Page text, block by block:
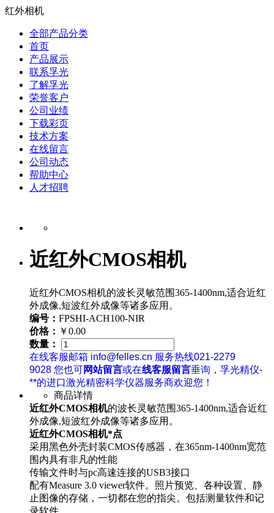
红外相机
全部产品分类
首页
产品展示
联系孚光
了解孚光
荣誉客户
公司业绩
下载彩页
技术方案
在线留言
公司动态
帮助中心
人才招聘
近红外CMOS相机
近红外CMOS相机的波长灵敏范围365-1400nm,适合近红
外成像,短波红外成像等诸多应用。
编号： FPSHI-ACH100-NIR
价格： ￥0.00
数量：
在线客服邮箱 info@felles.cn 服务热线021-2279
9028 您也可网站留言或在线客服留言垂询，孚光精仪-
**的进口激光精密科学仪器服务商欢迎您！
商品详情
近红外CMOS相机的波长灵敏范围365-1400nm,适合近红
外成像,短波红外成像等诸多应用。
近红外CMOS相机*点
采用黑色外壳封装CMOS传感器，在365nm-1400nm宽范
围内具有非凡的性能
传输文件时与pc高速连接的USB3接口
配有Measure 3.0 viewer软件。照片预览、各种设置、静
止图像的存储，一切都在您的指尖。包括测量软件和记
录软件。